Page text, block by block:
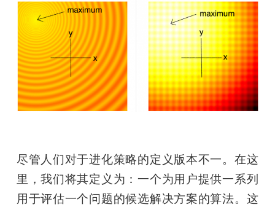
尽管人们对于进化策略的定义版本不一。在这
里，我们将其定义为：一个为用户提供一系列
用于评估一个问题的候选解决方案的算法。这